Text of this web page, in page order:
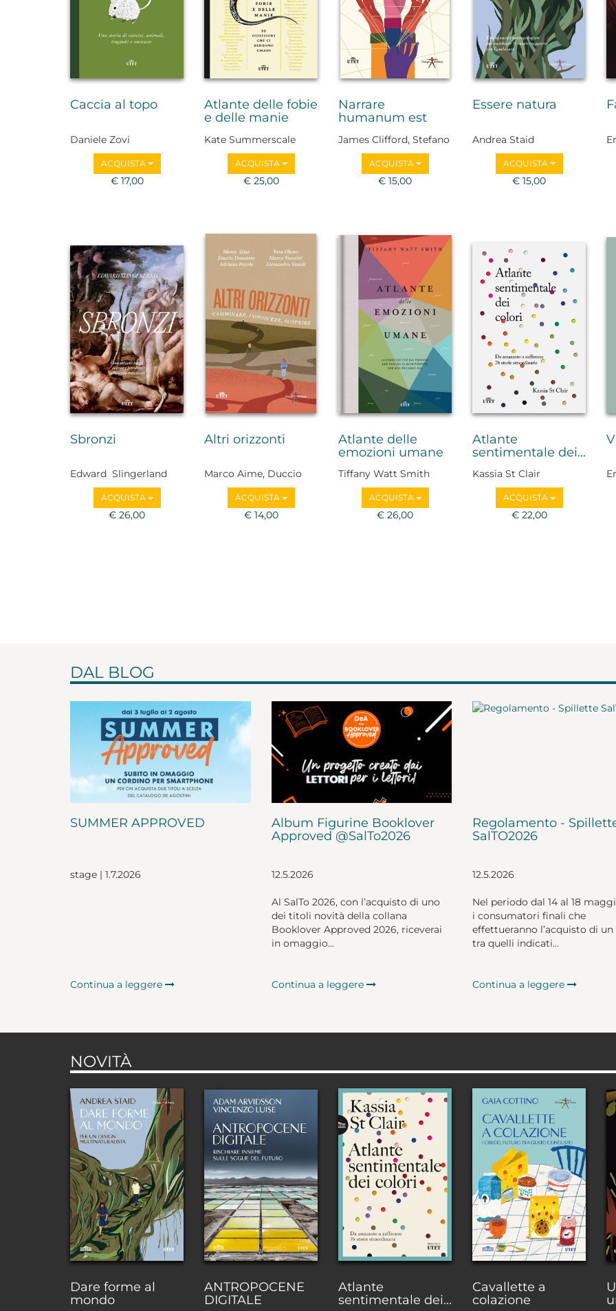
Caccia al topo
Daniele Zovi
ACQUISTA
€ 17,00
Atlante delle fobie
e delle manie
Kate Summerscale
ACQUISTA
€ 25,00
Narrare
humanum est
James Clifford, Stefano
Bartezzaghi, Maurizio
Bettini, Lina Bolzoni,
Ivano Dionigi, Silvia
ACQUISTA
€ 15,00
Essere natura
Andrea Staid
ACQUISTA
€ 15,00
Sbronzi
Edward Slingerland
ACQUISTA
€ 26,00
Altri orizzonti
Marco Aime, Duccio
Demetrio, Adriano
Favole, Marco Vannini,
Alessandro Vanoli
ACQUISTA
€ 14,00
Atlante delle
emozioni umane
Tiffany Watt Smith
ACQUISTA
€ 26,00
Atlante
sentimentale dei...
Kassia St Clair
ACQUISTA
€ 22,00
DAL BLOG
SUMMER APPROVED
stage | 1.7.2026
Continua a leggere
Album Figurine Booklover
Approved @SalTo2026
12.5.2026
Al SalTo 2026, con l’acquisto di uno
dei titoli novità della collana
Booklover Approved 2026, riceverai
in omaggio...
Continua a leggere
Regolamento -
SalTO2026
12.5.2026
Nel periodo dal 14 al 18
i consumatori finali che
effettueranno l’acquisto di
tra quelli indicati...
Continua a leggere
NOVITÀ
Dare forme al
mondo
ANTROPOCENE
DIGITALE
Atlante
sentimentale dei...
Cavallette a
colazione